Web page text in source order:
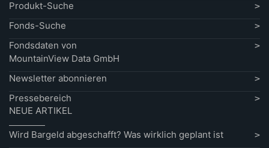
Produkt-Suche
Fonds-Suche
Fondsdaten von
MountainView Data GmbH
Newsletter abonnieren
Pressebereich
NEUE ARTIKEL
Wird Bargeld abgeschafft? Was wirklich geplant ist